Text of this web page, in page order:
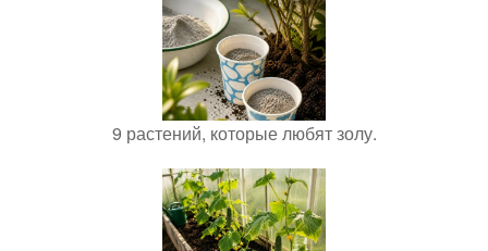
9 растений, которые любят золу.